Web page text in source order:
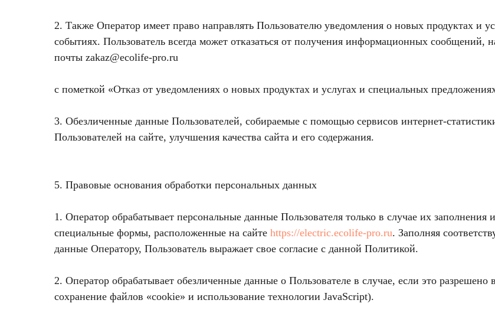
2. Также Оператор имеет право направлять Пользователю уведомления о новых продуктах и
событиях. Пользователь всегда может отказаться от получения информационных сообщений,
почты zakaz@ecolife-pro.ru
с пометкой «Отказ от уведомлениях о новых продуктах и услугах и специальных
3. Обезличенные данные Пользователей, собираемые с помощью сервисов интернет-
Пользователей на сайте, улучшения качества сайта и его содержания.
5. Правовые основания обработки персональных данных
1. Оператор обрабатывает персональные данные Пользователя только в случае их заполнения
специальные формы, расположенные на сайте https://electric.ecolife-pro.ru. Заполняя
данные Оператору, Пользователь выражает свое согласие с данной Политикой.
2. Оператор обрабатывает обезличенные данные о Пользователе в случае, если это разрешено
сохранение файлов «cookie» и использование технологии JavaScript).